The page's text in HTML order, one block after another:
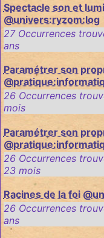
Spectacle son et
@univers:ryzom:log
27 Occurrences
ans
Paramétrer son
26 Occurrences
mois
Paramétrer son
26 Occurrences
23 mois
Racines de la foi
26 Occurrences
ans